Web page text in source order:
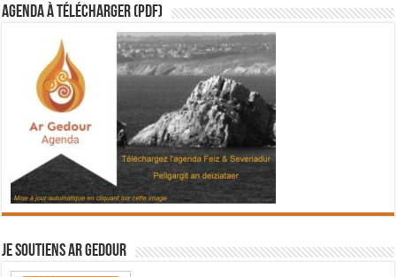
Agenda à télécharger (PDF)
Je soutiens Ar Gedour